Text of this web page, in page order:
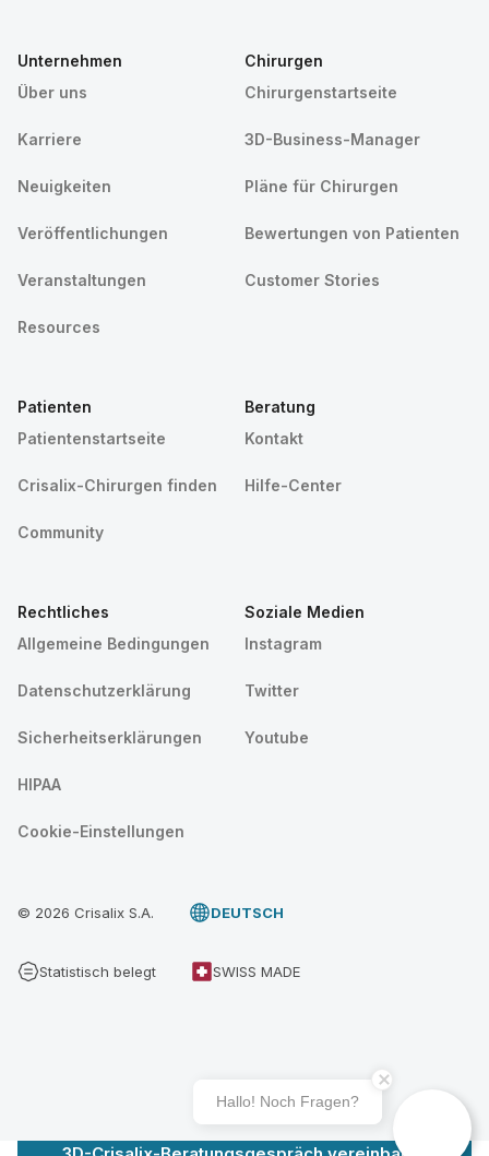
Unternehmen
Über uns
Karriere
Neuigkeiten
Veröffentlichungen
Veranstaltungen
Resources
Chirurgen
Chirurgenstartseite
3D-Business-Manager
Pläne für Chirurgen
Bewertungen von Patienten
Customer Stories
Patienten
Patientenstartseite
Crisalix-Chirurgen finden
Community
Beratung
Kontakt
Hilfe-Center
Rechtliches
Allgemeine Bedingungen
Datenschutzerklärung
Sicherheitserklärungen
HIPAA
Cookie-Einstellungen
Soziale Medien
Instagram
Twitter
Youtube
© 2026 Crisalix S.A. DEUTSCH
Statistisch belegt SWISS MADE
Hallo! Noch Fragen?